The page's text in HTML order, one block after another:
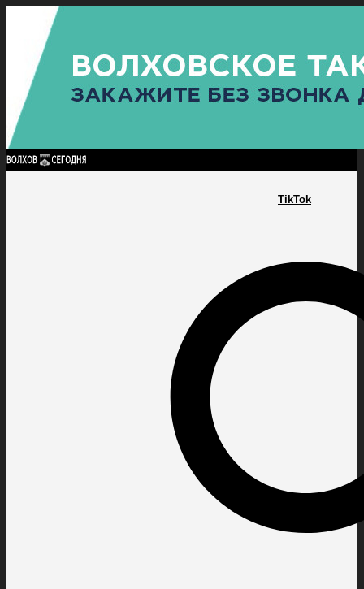
TikTok
Найти:
ГЛАВНАЯ ПОЛИТИКАПРОИСШЕСТВИЯ ПРОКУРАТУРАСПОРТ
ПОЛИТИКА
КУЛЬТУРА
ПОСЕЛЕНИЯ